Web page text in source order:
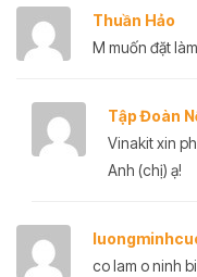
Thuần Hảo
M muốn đặt
Tập Đoàn
Vinakit xin
Anh (chị) ạ!
co lam o ninh